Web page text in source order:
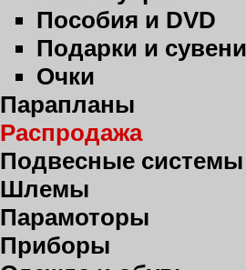
Пособия и DVD
Подарки и
Очки
Парапланы
Распродажа
Подвесные системы
Шлемы
Парамоторы
Приборы